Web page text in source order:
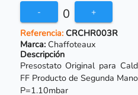
- 0 +
Referencia:CRCHR003R
Marca: Chaffoteaux
Descripción
Presostato Original para
FF Producto de Segunda
P=1.10mbar